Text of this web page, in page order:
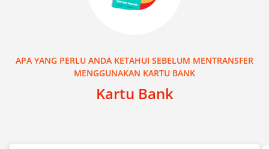
APA YANG PERLU ANDA KETAHUI SEBELUM MENTRANSFER
MENGGUNAKAN KARTU BANK
Kartu Bank